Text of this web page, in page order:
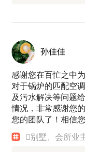
孙佳佳
感谢您在百忙之中
对于锅炉的匹配空
及污水解决等问题
情况，非常感谢您
您的团队了！相信
别墅、会所业